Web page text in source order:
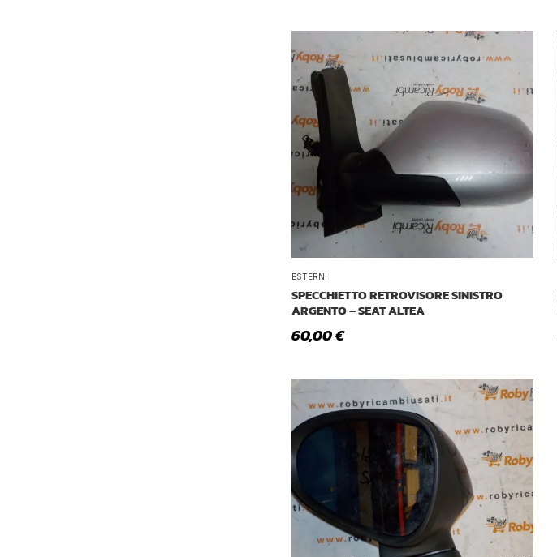
ESTERNI
SPECCHIETTO RETROVISORE SINISTRO
ARGENTO – SEAT ALTEA
60,00€